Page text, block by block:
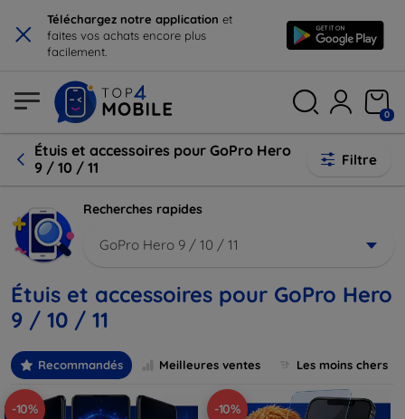
× Téléchargez notre application et
faites vos achats encore plus
facilement.
0
Étuis et accessoires pour GoPro Hero
9 / 10 / 11
Filtre
Recherches rapides
GoPro Hero 9 / 10 / 11
Étuis et accessoires pour GoPro Hero
9 / 10 / 11
Recommandés Meilleures ventes Les moins chers
-10% -10%